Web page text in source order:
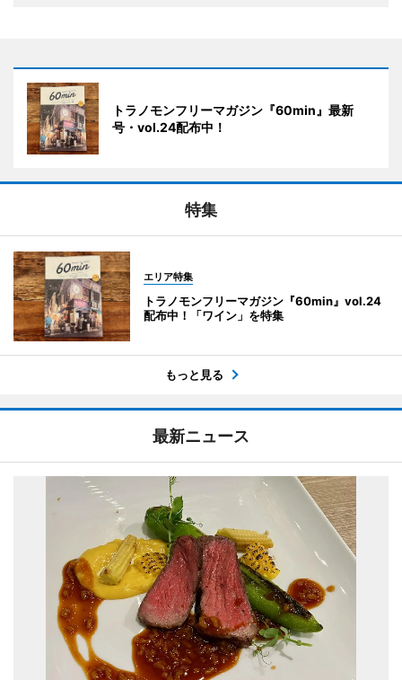
トラノモンフリーマガジン『60min』最新
号・vol.24配布中！
特集
エリア特集
トラノモンフリーマガジン『60min』vol.24
配布中！「ワイン」を特集
もっと見る
最新ニュース